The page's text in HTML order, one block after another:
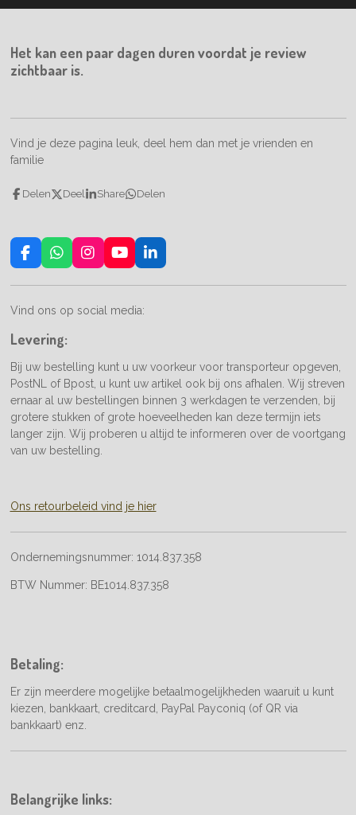
Het kan een paar dagen duren voordat je review
zichtbaar is.
Vind je deze pagina leuk, deel hem dan met je vrienden en
familie
Delen Deel Share Delen
F
a
c
b
o
W
h
a
s
p
p
I
n
s
a
m
Y
o
u
u
L
i
n
Vind ons op social media:
Levering:
Bij uw bestelling kunt u uw voorkeur voor transporteur opgeven,
PostNL of Bpost, u kunt uw artikel ook bij ons afhalen. Wij streven
ernaar al uw bestellingen binnen 3 werkdagen te verzenden, bij
grotere stukken of grote hoeveelheden kan deze termijn iets
langer zijn. Wij proberen u altijd te informeren over de voortgang
van uw bestelling.
Ons retourbeleid vind je hier
Ondernemingsnummer: 1014.837.358
BTW Nummer: BE1014.837.358
Betaling:
Er zijn meerdere mogelijke betaalmogelijkheden waaruit u kunt
kiezen, bankkaart, creditcard, PayPal Payconiq (of QR via
bankkaart) enz.
Belangrijke links: